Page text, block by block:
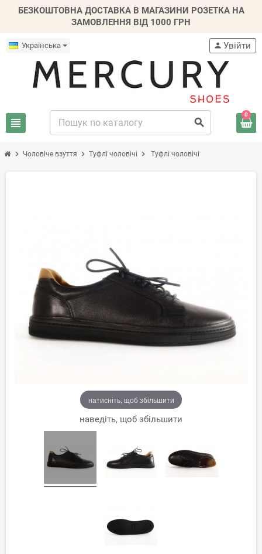
БЕЗКОШТОВНА ДОСТАВКА В МАГАЗИНИ РОЗЕТКА НА
ЗАМОВЛЕННЯ ВІД 1000 ГРН
Українська
view_headline search
person Увійти
0
chevron_right Чоловіче взуття chevron_right Туфлі чоловічі chevron_right Туфлі чоловічі
натисніть, щоб збільшити
наведіть, щоб збільшити